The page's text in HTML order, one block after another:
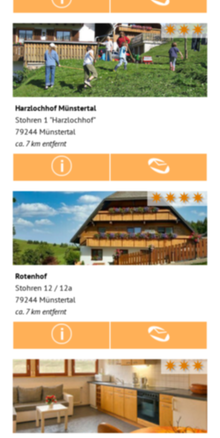
✷✷✷
Harzlochhof Münstertal
Stohren 1 "Harzlochhof"
79244 Münstertal
ca. 7 km entfernt
✷✷✷✷
Rotenhof
Stohren 12 / 12a
79244 Münstertal
ca. 7 km entfernt
✷✷✷